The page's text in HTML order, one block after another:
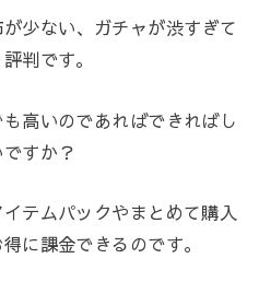
少ない、ガチャが渋すぎて
判です。
高いのであればできればし
すか？
テムパックやまとめて購入
に課金できるのです。